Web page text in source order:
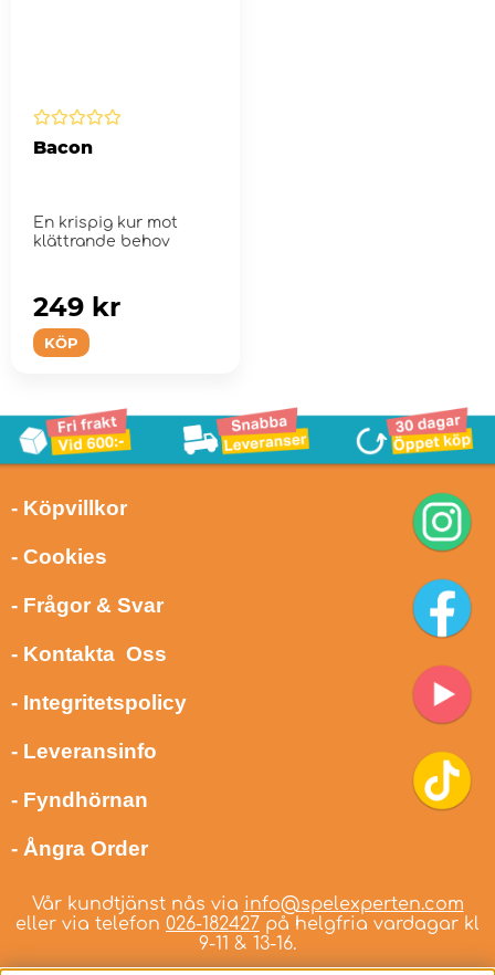
Bacon
En krispig kur mot
klättrande behov
KÖP
249 kr
- Köpvillkor
- Cookies
- Frågor & Svar
- Kontakta Oss
- Integritetspolicy
- Leveransinfo
- Fyndhörnan
- Ångra Order
Vår kundtjänst nås via info@spelexperten.com
eller via telefon 026-182427 på helgfria vardagar kl
9-11 & 13-16.